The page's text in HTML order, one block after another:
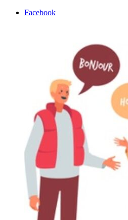
Facebook